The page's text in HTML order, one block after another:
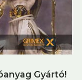
Gyártó!